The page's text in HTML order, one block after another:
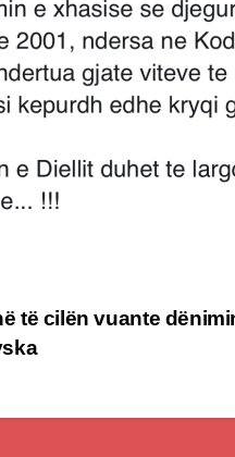
të cilën vuante